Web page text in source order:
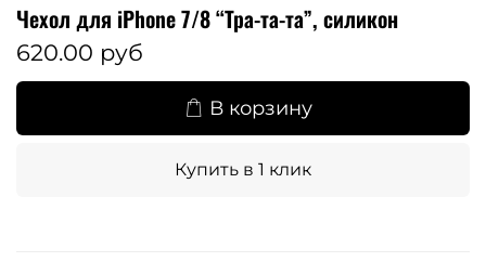
Чехол для iPhone 7/8 “Тра-та-та”, силикон
620.00 руб
В корзину
Купить в 1 клик